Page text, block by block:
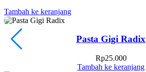
Tambah ke keranjang
Pasta Gigi Radix
Rp25.000
Tambah ke keranjang